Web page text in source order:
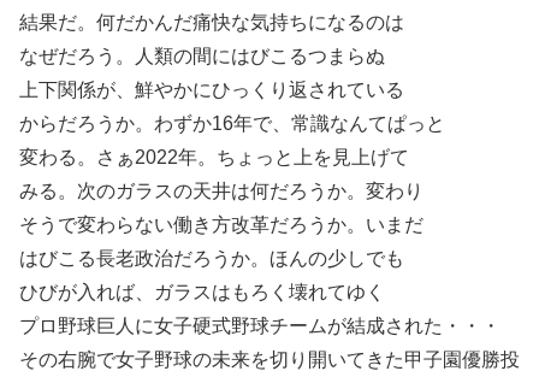
結果だ。何だかんだ痛快な気持ちになるのは
なぜだろう。人類の間にはびこるつまらぬ
上下関係が、鮮やかにひっくり返されている
からだろうか。わずか16年で、常識なんてぱっと
変わる。さぁ2022年。ちょっと上を見上げて
みる。次のガラスの天井は何だろうか。変わり
そうで変わらない働き方改革だろうか。いまだ
はびこる長老政治だろうか。ほんの少しでも
ひびが入れば、ガラスはもろく壊れてゆく
プロ野球巨人に女子硬式野球チームが結成された・・・
その右腕で女子野球の未来を切り開いてきた甲子園優勝投